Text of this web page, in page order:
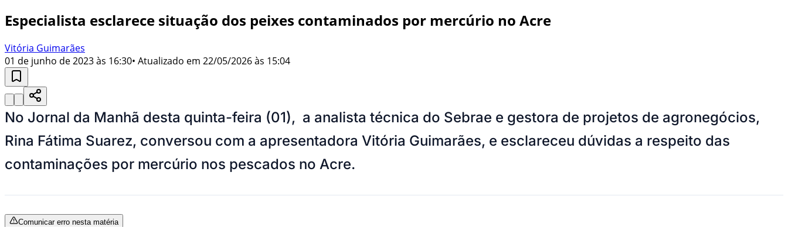
Especialista esclarece situação dos peixes contaminados por mercúrio no Acre
Vitória Guimarães
01 de junho de 2023 às 16:30• Atualizado em 22/05/2026 às 15:04
No Jornal da Manhã desta quinta-feira (01), a analista técnica do Sebrae e gestora de projetos de agronegócios,
Rina Fátima Suarez, conversou com a apresentadora Vitória Guimarães, e esclareceu dúvidas a respeito das
contaminações por mercúrio nos pescados no Acre.
Comunicar erro nesta matéria